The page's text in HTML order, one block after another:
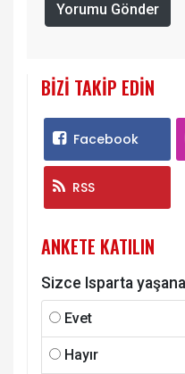
Yorumu Gönder
BIZI TAKIP EDIN
Facebook
RSS
ANKETE KATILIN
Sizce Isparta
Evet
Hayır